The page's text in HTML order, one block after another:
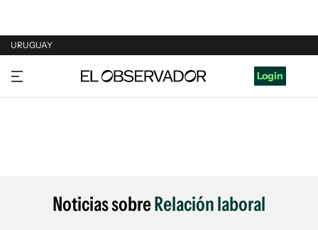
URUGUAY
URUGUAY
ARGENTINA
Login
Noticias sobreRelación laboral